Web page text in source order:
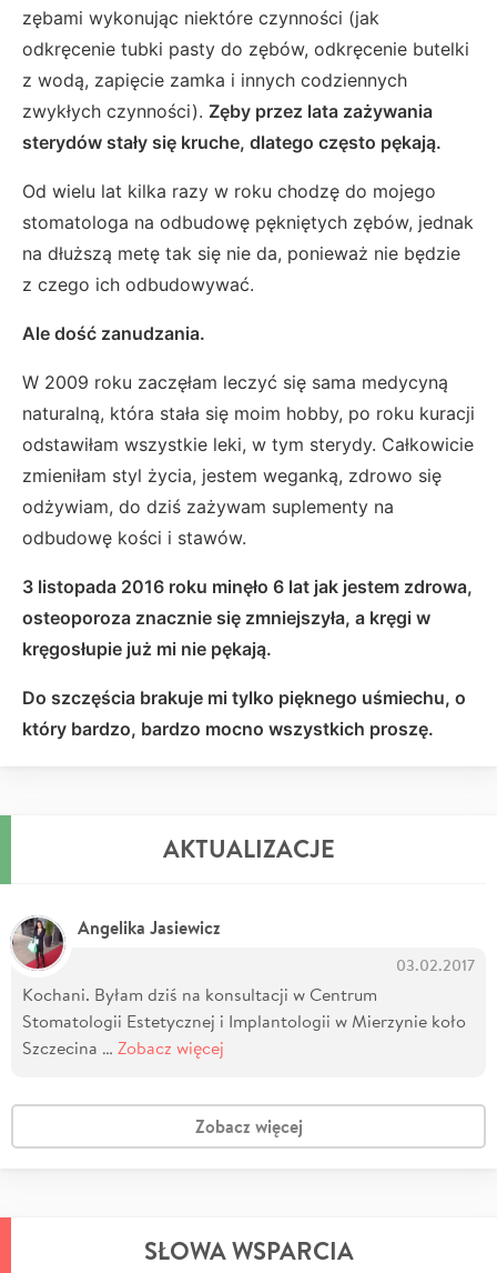
zębami wykonując niektóre czynności (jak
odkręcenie tubki pasty do zębów, odkręcenie butelki
z wodą, zapięcie zamka i innych codziennych
zwykłych czynności). Zęby przez lata zażywania
sterydów stały się kruche, dlatego często pękają.
Od wielu lat kilka razy w roku chodzę do mojego
stomatologa na odbudowę pękniętych zębów, jednak
na dłuższą metę tak się nie da, ponieważ nie będzie
z czego ich odbudowywać.
Ale dość zanudzania.
W 2009 roku zaczęłam leczyć się sama medycyną
naturalną, która stała się moim hobby, po roku kuracji
odstawiłam wszystkie leki, w tym sterydy. Całkowicie
zmieniłam styl życia, jestem weganką, zdrowo się
odżywiam, do dziś zażywam suplementy na
odbudowę kości i stawów.
3 listopada 2016 roku minęło 6 lat jak jestem zdrowa,
osteoporoza znacznie się zmniejszyła, a kręgi w
kręgosłupie już mi nie pękają.
Do szczęścia brakuje mi tylko pięknego uśmiechu, o
który bardzo, bardzo mocno wszystkich proszę.
AKTUALIZACJE
Angelika Jasiewicz
03.02.2017
Kochani. Byłam dziś na konsultacji w Centrum
Stomatologii Estetycznej i Implantologii w Mierzynie koło
Szczecina … Zobacz więcej
Zobacz więcej
SŁOWA WSPARCIA